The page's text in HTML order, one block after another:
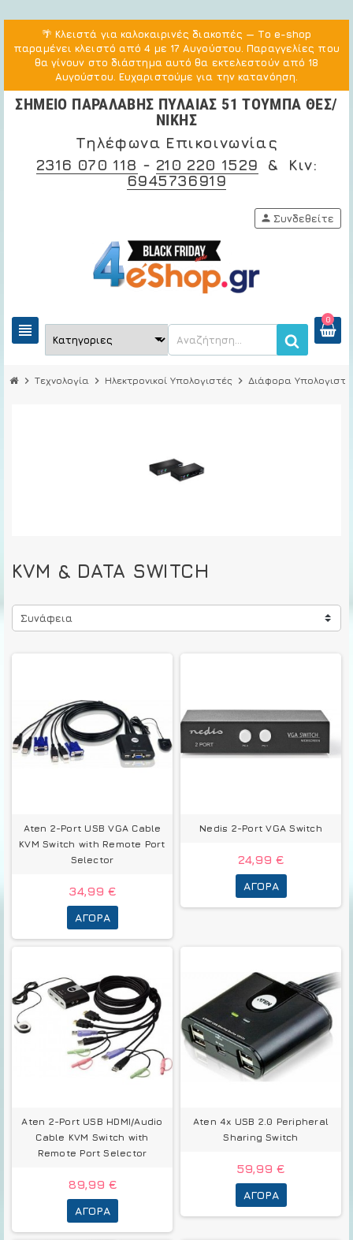
🌴 Κλειστά για καλοκαιρινές διακοπές — Το e-shop
παραμένει κλειστό από 4 με 17 Αυγούστου. Παραγγελίες που
θα γίνουν στο διάστημα αυτό θα εκτελεστούν από 18
Αυγούστου. Ευχαριστούμε για την κατανόηση.
ΣΗΜΕΙΟ ΠΑΡΑΛΑΒΗΣ ΠΥΛΑΙΑΣ 51 ΤΟΥΜΠΑ ΘΕΣ/
ΝΙΚΗΣ
Τηλέφωνα Επικοινωνίας
2316 070 118 - 210 220 1529 & Κιν:
6945736919
view_headline
0
person Συνδεθείτε
chevron_right Τεχνολογία chevron_right Ηλεκτρονικοί Υπολογιστές chevron_right Διάφορα
KVM & DATA SWITCH
Συνάφεια
Aten 2-Port USB VGA Cable
KVM Switch with Remote Port
Selector
34,99 €
ΑΓΟΡΆ
Nedis 2-Port VGA Switch
24,99 €
ΑΓΟΡΆ
Aten 2-Port USB HDMI/Audio
Cable KVM Switch with
Remote Port Selector
89,99 €
ΑΓΟΡΆ
Aten 4x USB 2.0 Peripheral
Sharing Switch
59,99 €
ΑΓΟΡΆ